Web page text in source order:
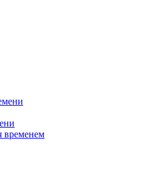
временем